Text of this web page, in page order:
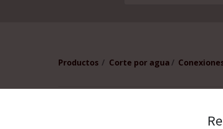
Productos Corte por agua